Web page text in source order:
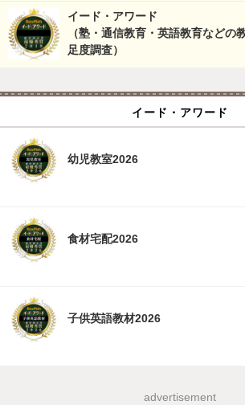
イード・アワード
（塾・通信教育・英語教育などの
足度調査）
イード・アワード
幼児教室2026
食材宅配2026
子供英語教材2026
advertisement